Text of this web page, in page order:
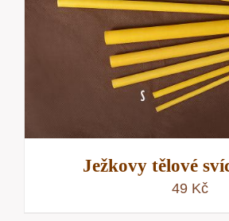
Ježkovy tělové
49 Kč